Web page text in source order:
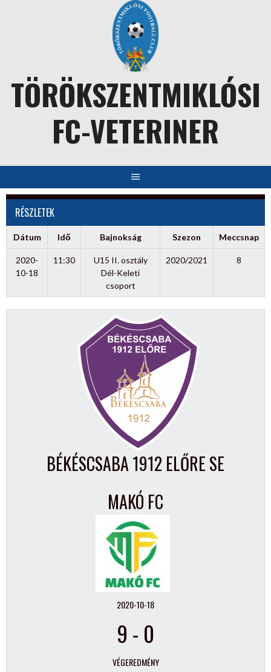
TÖRÖKSZENTMIKLÓSI
FC-VETERINER
RÉSZLETEK
Dátum Idő Bajnokság Szezon Meccsnap
2020-
10-18
11:30
U15 II. osztály
Dél-Keleti
csoport
2020/2021 8
BÉKÉSCSABA 1912 ELŐRE SE
MAKÓ FC
2020-10-18
9 - 0
VÉGEREDMÉNY